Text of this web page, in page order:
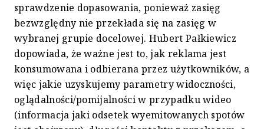
sprawdzenie dopasowania, ponieważ zasięg
bezwzględny nie przekłada się na zasięg w
wybranej grupie docelowej. Hubert Pałkiewicz
dopowiada, że ważne jest to, jak reklama jest
konsumowana i odbierana przez użytkowników, a
więc jakie uzyskujemy parametry widoczności,
oglądalności/pomijalności w przypadku wideo
(informacja jaki odsetek wyemitowanych spotów